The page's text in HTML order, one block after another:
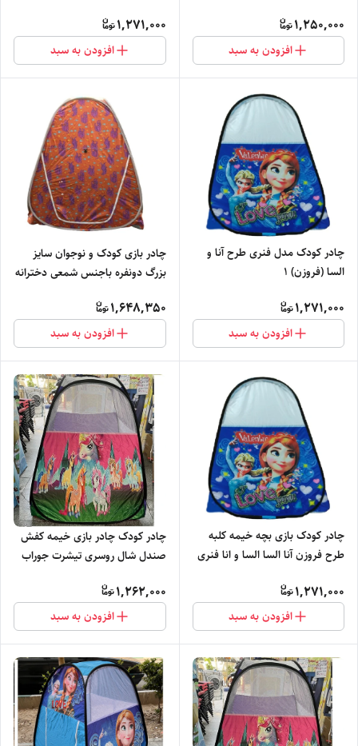
1,250,000
افزودن به سبد
1,271,000
افزودن به سبد
چادر کودک مدل فنری طرح آنا و
السا (فروزن) 1
1,271,000
افزودن به سبد
چادر بازی کودک و نوجوان سایز
بزرگ دونفره باجنس شمعی دخترانه
1,648,350
افزودن به سبد
چادر کودک بازی بچه خیمه کلبه
طرح فروزن آنا السا السا و انا فنری
1,271,000
افزودن به سبد
چادر کودک چادر بازی خیمه کفش
صندل شال روسری تیشرت جوراب
1,262,000
افزودن به سبد